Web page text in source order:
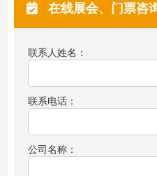
在线展会、门票咨
联系人姓名：
联系电话：
公司名称：